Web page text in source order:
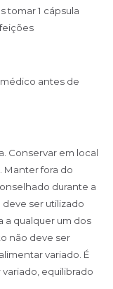
tomar 1 cápsula
antes de
Conservar em local
Manter fora do
durante a
ser utilizado
a qualquer um dos
não deve ser
variado. É
equilibrado